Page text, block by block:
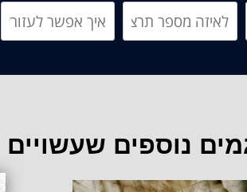
נוספים שעשויים